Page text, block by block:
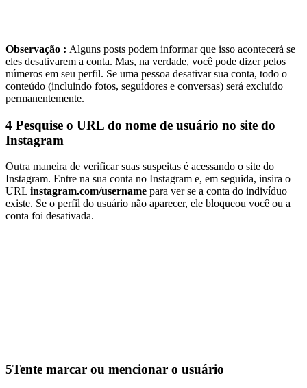
Observação : Alguns posts podem informar que isso acontecerá se
eles desativarem a conta. Mas, na verdade, você pode dizer pelos
números em seu perfil. Se uma pessoa desativar sua conta, todo o
conteúdo (incluindo fotos, seguidores e conversas) será excluído
permanentemente.
4 Pesquise o URL do nome de usuário no site do
Instagram
Outra maneira de verificar suas suspeitas é acessando o site do
Instagram. Entre na sua conta no Instagram e, em seguida, insira o
URL instagram.com/username para ver se a conta do indivíduo
existe. Se o perfil do usuário não aparecer, ele bloqueou você ou a
conta foi desativada.
5Tente marcar ou mencionar o usuário